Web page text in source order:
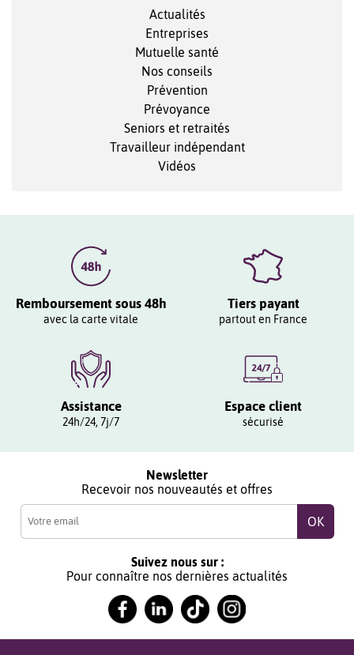
Actualités
Entreprises
Mutuelle santé
Nos conseils
Prévention
Prévoyance
Seniors et retraités
Travailleur indépendant
Vidéos
Remboursement sous 48h
avec la carte vitale
Tiers payant
partout en France
Assistance
24h/24, 7j/7
Espace client
sécurisé
Newsletter
Recevoir nos nouveautés et offres
Suivez nous sur :
Pour connaître nos dernières actualités